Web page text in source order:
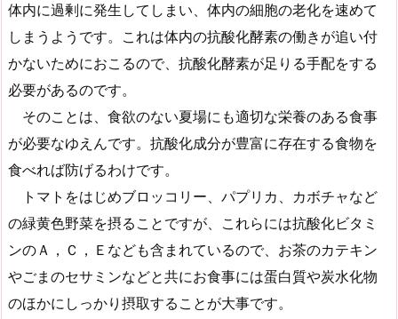
体内に過剰に発生してしまい、体内の細胞の老化を速めて
しまうようです。これは体内の抗酸化酵素の働きが追い付
かないためにおこるので、抗酸化酵素が足りる手配をする
必要があるのです。
そのことは、食欲のない夏場にも適切な栄養のある食事
が必要なゆえんです。抗酸化成分が豊富に存在する食物を
食べれば防げるわけです。
トマトをはじめブロッコリー、パプリカ、カボチャなど
の緑黄色野菜を摂ることですが、これらには抗酸化ビタミ
ンのＡ，Ｃ，Ｅなども含まれているので、お茶のカテキン
やごまのセサミンなどと共にお食事には蛋白質や炭水化物
のほかにしっかり摂取することが大事です。